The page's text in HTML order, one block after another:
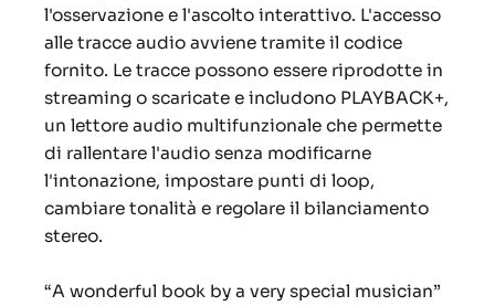
l'osservazione e l'ascolto interattivo. L'accesso
alle tracce audio avviene tramite il codice
fornito. Le tracce possono essere riprodotte in
streaming o scaricate e includono PLAYBACK+,
un lettore audio multifunzionale che permette
di rallentare l'audio senza modificarne
l'intonazione, impostare punti di loop,
cambiare tonalità e regolare il bilanciamento
stereo.
“A wonderful book by a very special musician”